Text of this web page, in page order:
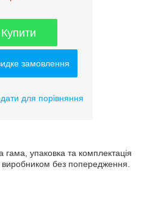
Купити
замовлення
для порівняння
гама, упаковка та комплектація
виробником без попередження.